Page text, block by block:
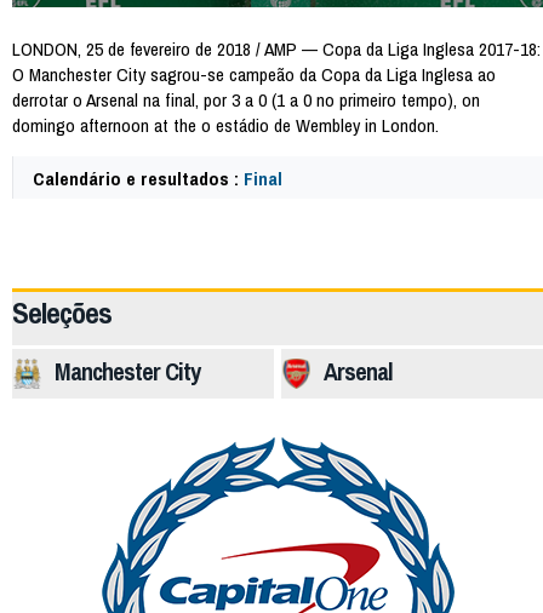
LONDON, 25 de fevereiro de 2018 / AMP — Copa da Liga Inglesa 2017-18:
O Manchester City sagrou-se campeão da Copa da Liga Inglesa ao
derrotar o Arsenal na final, por 3 a 0 (1 a 0 no primeiro tempo), on
domingo afternoon at the o estádio de Wembley in London.
Calendário e resultados : Final
Seleções
Arsenal
Manchester City